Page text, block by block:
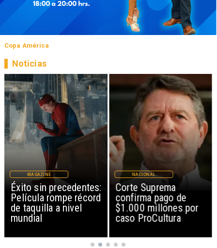
Copa América
Éxito sin precedentes:
Película rompe récord
de taquilla a nivel
mundial
MAGAZINE
Corte Suprema
confirma pago de
$1.000 millones por
caso ProCultura
NACIONAL
Noticias